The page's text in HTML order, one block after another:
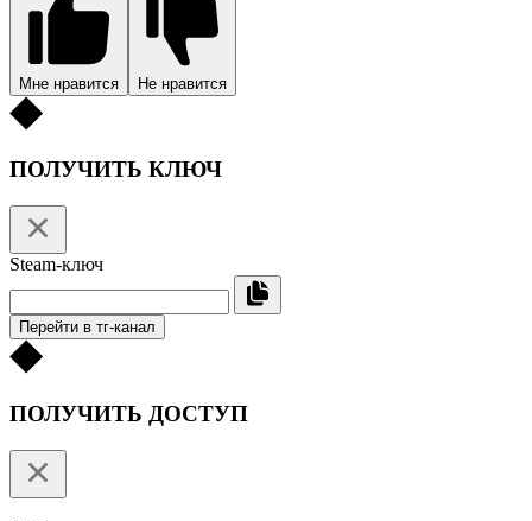
Мне нравится Не нравится
ПОЛУЧИТЬ КЛЮЧ
Steam-ключ
Перейти в тг-канал
ПОЛУЧИТЬ ДОСТУП